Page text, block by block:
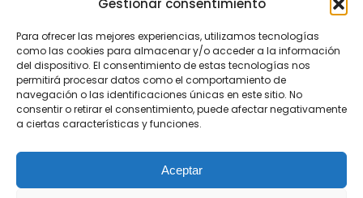
Gestionar consentimiento
Para ofrecer las mejores experiencias, utilizamos tecnologías
como las cookies para almacenar y/o acceder a la información
del dispositivo. El consentimiento de estas tecnologías nos
permitirá procesar datos como el comportamiento de
navegación o las identificaciones únicas en este sitio. No
consentir o retirar el consentimiento, puede afectar negativamente
a ciertas características y funciones.
Aceptar
948 368 156
Jardinería y Agenda Local 2030
948 074 848
TRANSPARENCIA
Videos de los plenos en YouTube